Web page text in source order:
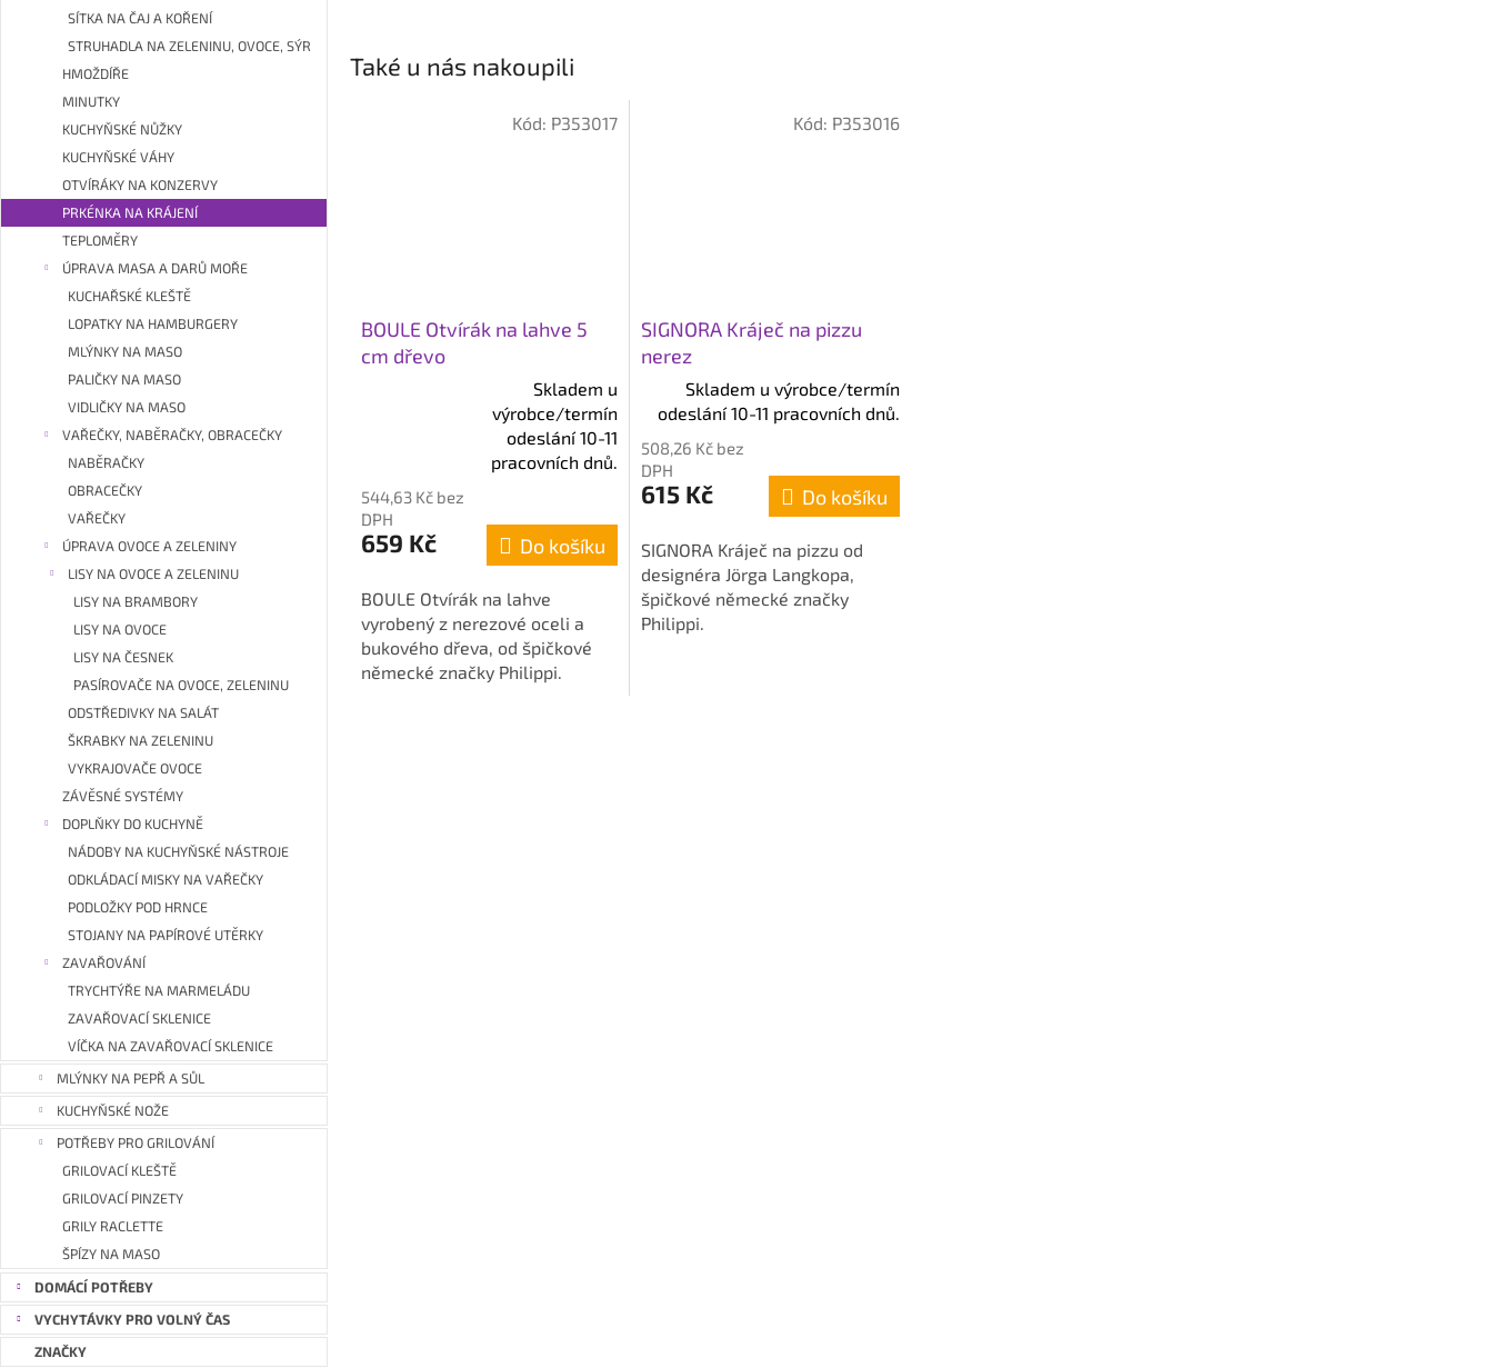
SÍTKA NA ČAJ A KOŘENÍ
STRUHADLA NA ZELENINU, OVOCE, SÝR
HMOŽDÍŘE
MINUTKY
KUCHYŇSKÉ NŮŽKY
KUCHYŇSKÉ VÁHY
OTVÍRÁKY NA KONZERVY
PRKÉNKA NA KRÁJENÍ
TEPLOMĚRY
ÚPRAVA MASA A DARŮ MOŘE
KUCHAŘSKÉ KLEŠTĚ
LOPATKY NA HAMBURGERY
MLÝNKY NA MASO
PALIČKY NA MASO
VIDLIČKY NA MASO
VAŘEČKY, NABĚRAČKY, OBRACEČKY
NABĚRAČKY
OBRACEČKY
VAŘEČKY
ÚPRAVA OVOCE A ZELENINY
LISY NA OVOCE A ZELENINU
LISY NA BRAMBORY
LISY NA OVOCE
LISY NA ČESNEK
PASÍROVAČE NA OVOCE, ZELENINU
ODSTŘEDIVKY NA SALÁT
ŠKRABKY NA ZELENINU
VYKRAJOVAČE OVOCE
ZÁVĚSNÉ SYSTÉMY
DOPLŇKY DO KUCHYNĚ
NÁDOBY NA KUCHYŇSKÉ NÁSTROJE
ODKLÁDACÍ MISKY NA VAŘEČKY
PODLOŽKY POD HRNCE
STOJANY NA PAPÍROVÉ UTĚRKY
ZAVAŘOVÁNÍ
TRYCHTÝŘE NA MARMELÁDU
ZAVAŘOVACÍ SKLENICE
VÍČKA NA ZAVAŘOVACÍ SKLENICE
MLÝNKY NA PEPŘ A SŮL
KUCHYŇSKÉ NOŽE
POTŘEBY PRO GRILOVÁNÍ
GRILOVACÍ KLEŠTĚ
GRILOVACÍ PINZETY
GRILY RACLETTE
ŠPÍZY NA MASO
DOMÁCÍ POTŘEBY
VYCHYTÁVKY PRO VOLNÝ ČAS
ZNAČKY
Také u nás nakoupili
BOULE Otvírák na lahve 5
cm dřevo
je
5,0
z
hvězdiček.
Skladem u
výrobce/termín
odeslání 10-11
pracovních dnů.
544,63 Kč bez
DPH
659 Kč Do košíku
BOULE Otvírák na lahve
vyrobený z nerezové oceli a
bukového dřeva, od špičkové
německé značky Philippi.
Kód: P353017
SIGNORA Kráječ na pizzu
nerez
Skladem u výrobce/termín
odeslání 10-11 pracovních dnů.
508,26 Kč bez
DPH
615 Kč Do košíku
SIGNORA Kráječ na pizzu od
designéra Jörga Langkopa,
špičkové německé značky
Philippi.
Kód: P353016